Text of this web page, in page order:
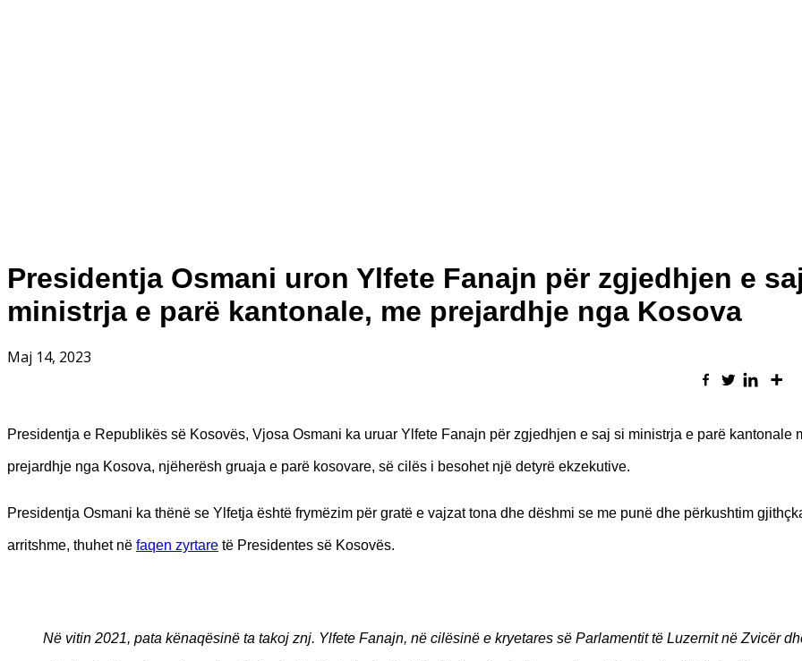
Presidentja Osmani uron Ylfete Fanajn për zgjedhjen e
ministrja e parë kantonale, me prejardhje nga Kosova
Maj 14, 2023
Presidentja e Republikës së Kosovës, Vjosa Osmani ka uruar Ylfete Fanajn për zgjedhjen e saj si ministrja e parë kantonale
prejardhje nga Kosova, njëherësh gruaja e parë kosovare, së cilës i besohet një detyrë ekzekutive.
Presidentja Osmani ka thënë se Ylfetja është frymëzim për gratë e vajzat tona dhe dëshmi se me punë dhe përkushtim
arritshme, thuhet në faqen zyrtare të Presidentes së Kosovës.
Në vitin 2021, pata kënaqësinë ta takoj znj. Ylfete Fanajn, në cilësinë e kryetares së Parlamentit të Luzernit në Zvicër